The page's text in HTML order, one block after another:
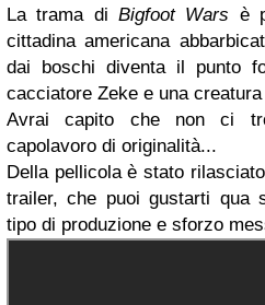
La trama di Bigfoot Wars è
cittadina americana
dai boschi diventa il punto
cacciatore Zeke e una
Avrai capito che non ci
capolavoro di originalità...
Della pellicola è stato
trailer, che puoi gustarti qua
tipo di produzione e sforzo